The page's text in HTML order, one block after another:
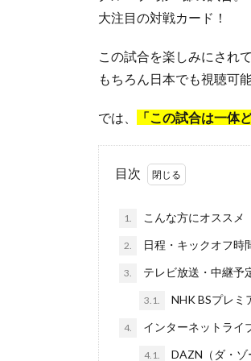
大注目の対戦カード！
この試合を楽しみにされ
もちろん日本でも視聴可能
では、 「この試合は一体
目次
1. こんな方にオススメ
2. 日程・キックオフ時
3. テレビ放送・中継予
3.1. NHK BSプレミ
4. インターネットライ
4.1. DAZN（ダ・